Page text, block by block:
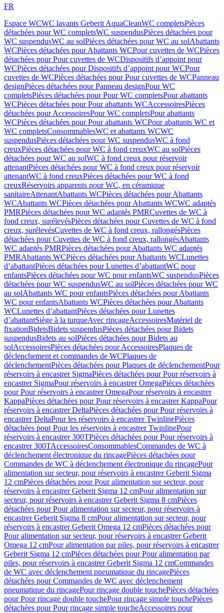
FR
Espace WCWC lavants Geberit AquaCleanWC completsPièces
détachées pour WC completsWC suspendusPièces détachées pour
WC suspendusWC au solPièces détachées pour WC au solAbattants
WCPièces détachées pour Abattants WCPour cuvettes de WCPièces
détachées pour Pour cuvettes de WCDispositifs d’appoint pour
WCPièces détachées pour Dispositifs d’appoint pour WCPour
cuvettes de WCPièces détachées pour Pour cuvettes de WCPanneau
designPièces détachées pour Panneau designPour WC
completsPièces détachées pour Pour WC completsPour abattants
WCPièces détachées pour Pour abattants WCAccessoiresPièces
détachées pour AccessoiresPour WC completsPour abattants
WCPièces détachées pour Pour abattants WCPour abattants WC et
WC completsConsommablesWC et abattants WCWC
suspendusPièces détachées pour WC suspendusWC à fond
creuxPièces détachées pour WC à fond creuxWC au solPièces
détachées pour WC au solWC à fond creux pour réservoir
attenantPièces détachées pour WC à fond creux pour réservoir
attenantWC à fond creuxPièces détachées pour WC à fond
creuxRéservoirs apparents pour WC, en céramique
sanitaireAttenantAbattants WCPièces détachées pour Abattants
WCAbattants WCPièces détachées pour Abattants WCWC adaptés
PMRPièces détachées pour WC adaptés PMRCuvettes de WC à
fond creux, surélevésPièces détachées pour Cuvettes de WC à fond
creux, surélevésCuvettes de WC à fond creux, rallongésPièces
détachées pour Cuvettes de WC à fond creux, rallongésAbattants
WC adaptés PMRPièces détachées pour Abattants WC adaptés
PMRAbattants WCPièces détachées pour Abattants WCLunettes
d’abattantPièces détachées pour Lunettes d’abattantWC pour
enfantsPièces détachées pour WC pour enfantsWC suspendusPièces
détachées pour WC suspendusWC au solPièces détachées pour WC
au solAbattants WC pour enfantsPièces détachées pour Abattants
WC pour enfantsAbattants WCPièces détachées pour Abattants
WCLunettes d’abattantPièces détachées pour Lunettes
d’abattantSiège à la turqueAvec rinçageAccessoiresMatériel de
fixationBidetsBidets suspendusPièces détachées pour Bidets
suspendusBidets au solPièces détachées pour Bidets au
solAccessoiresPièces détachées pour AccessoiresPlaques de
déclenchement et commandes de WCPlaques de
déclenchementPièces détachées pour Plaques de déclenchementPour
réservoirs à encastrer SigmaPièces détachées pour Pour réservoirs à
encastrer SigmaPour réservoirs à encastrer OmegaPièces détachées
pour Pour réservoirs à encastrer OmegaPour réservoirs à encastrer
KappaPièces détachées pour Pour réservoirs à encastrer KappaPour
réservoirs à encastrer DeltaPièces détachées pour Pour réservoirs à
encastrer DeltaPour les réservoirs à encastrer TwinlinePièces
détachées pour Pour les réservoirs à encastrer TwinlinePour
réservoirs à encastrer 300TPièces détachées pour Pour réservoirs à
encastrer 300TAccessoiresConsommablesCommandes de WC à
déclenchement électronique du rinçagePièces détachées pour
Commandes de WC à déclenchement électronique du rinçagePour
alimentation sur secteur, pour réservoirs à encastrer Geberit Sigma
12 cmPièces détachées pour Pour alimentation sur secteur, pour
réservoirs à encastrer Geberit Sigma 12 cmPour alimentation sur
secteur, pour réservoirs à encastrer Geberit Sigma 8 cmPièces
détachées pour Pour alimentation sur secteur, pour réservoirs à
encastrer Geberit Sigma 8 cmPour alimentation sur secteur, pour
réservoirs à encastrer Geberit Omega 12 cmPièces détachées pour
Pour alimentation sur secteur, pour réservoirs à encastrer Geberit
Omega 12 cmPour alimentation par piles, pour réservoirs à encastrer
Geberit Sigma 12 cmPièces détachées pour Pour alimentation par
piles, pour réservoirs à encastrer Geberit Sigma 12 cmCommandes
de WC avec déclenchement pneumatique du rinçagePièces
détachées pour Commandes de WC avec déclenchement
pneumatique du rinçagePour rinçage double touchePièces détachées
pour Pour rinçage double touchePour rinçage simple touchePièces
détachées pour Pour rinçage simple toucheAccessoires pour